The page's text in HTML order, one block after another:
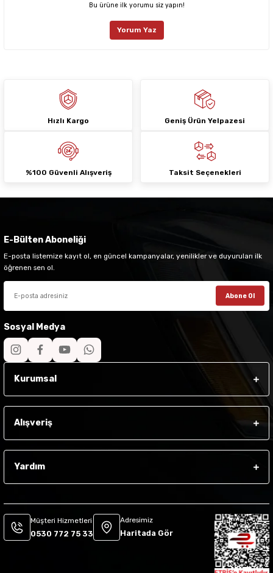
Ürün fiyatı diğer sitelerden daha pahalı.
Deneyimini Paylaş
Bu ürüne ilk yorumu siz yapın!
Yorum Yaz
Hızlı Kargo Geniş Ürün Yelpazesi
%100 Güvenli Alışveriş Taksit Seçenekleri
E-Bülten Aboneliği
E-posta listemize kayıt ol, en güncel kampanyalar, yenilikler ve duyuruları ilk
öğrenen sen ol.
Abone Ol
Sosyal Medya
Kurumsal
Alışveriş
Yardım
Müşteri Hizmetleri
0530 772 75 33
Adresimiz
Haritada Gör